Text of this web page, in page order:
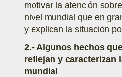
motivar la atención
nivel mundial que en
y explican la situación
2.- Algunos hechos
reflejan y caracterizan
mundial